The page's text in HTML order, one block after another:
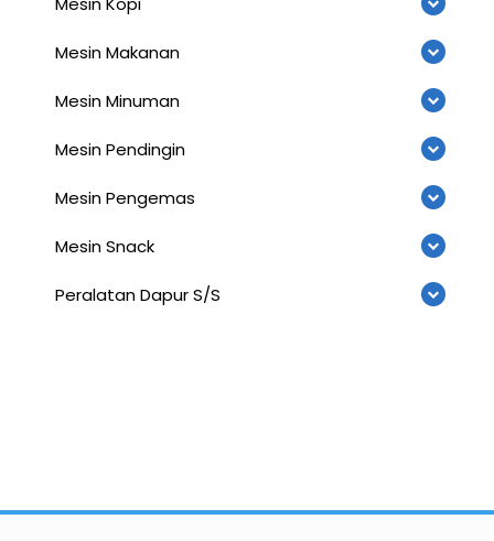
Mesin Makanan
Mesin Minuman
Mesin Pendingin
Mesin Pengemas
Mesin Snack
Peralatan Dapur S/S